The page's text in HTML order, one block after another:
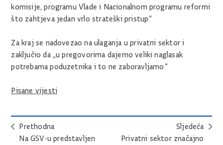
komisije, programu Vlade i Nacionalnom programu reformi
što zahtjeva jedan vrlo strateški pristup.“
Za kraj se nadovezao na ulaganja u privatni sektor i
zaključio da „u pregovorima dajemo veliki naglasak
potrebama poduzetnika i to ne zaboravljamo.“
Pisane vijesti
Prethodna
Na GSV-u predstavljen
Sljedeća
Privatni sektor značajno